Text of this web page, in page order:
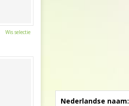
Nederlandse naam:
Wis selectie